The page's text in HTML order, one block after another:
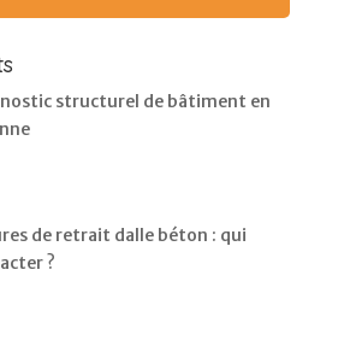
structurel de bâtiment en
de retrait dalle béton : qui
?